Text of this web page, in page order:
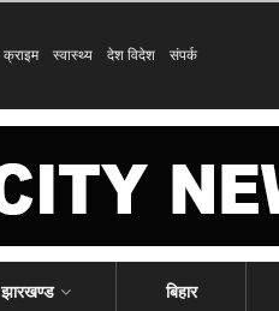
क्राइम स्वास्थ्य देश विदेश संपर्क
झारखण्ड बिहार